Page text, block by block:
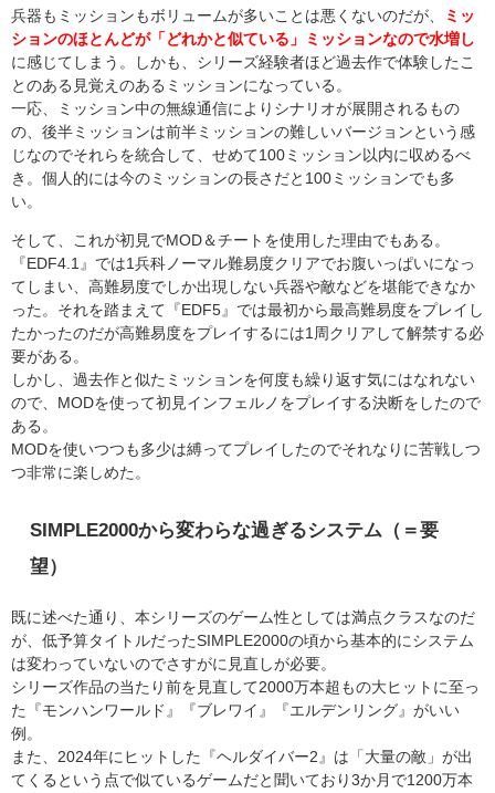
兵器もミッションもボリュームが多いことは悪くないのだが、
ミッ
ションのほとんどが「どれかと似ている」ミッションなので水増し
に感じてしまう。しかも、シリーズ経験者ほど過去作で体験したこ
とのある見覚えのあるミッションになっている。
一応、ミッション中の無線通信によりシナリオが展開されるもの
の、後半ミッションは前半ミッションの難しいバージョンという感
じなのでそれらを統合して、せめて100ミッション以内に収めるべ
き。個人的には今のミッションの長さだと100ミッションでも多
い。
そして、これが初見でMOD＆チートを使用した理由でもある。
『EDF4.1』では1兵科ノーマル難易度クリアでお腹いっぱいになっ
てしまい、高難易度でしか出現しない兵器や敵などを堪能できなか
った。それを踏まえて『EDF5』では最初から最高難易度をプレイし
たかったのだが高難易度をプレイするには1周クリアして解禁する必
要がある。
しかし、過去作と似たミッションを何度も繰り返す気にはなれない
ので、MODを使って初見インフェルノをプレイする決断をしたので
ある。
MODを使いつつも多少は縛ってプレイしたのでそれなりに苦戦しつ
つ非常に楽しめた。
SIMPLE2000から変わらな過ぎるシステム（＝要
望）
既に述べた通り、本シリーズのゲーム性としては満点クラスなのだ
が、低予算タイトルだったSIMPLE2000の頃から基本的にシステム
は変わっていないのでさすがに見直しが必要。
シリーズ作品の当たり前を見直して2000万本超もの大ヒットに至っ
た『モンハンワールド』『ブレワイ』『エルデンリング』がいい
例。
また、2024年にヒットした『ヘルダイバー2』は「大量の敵」が出
てくるという点で似ているゲームだと聞いており3か月で1200万本